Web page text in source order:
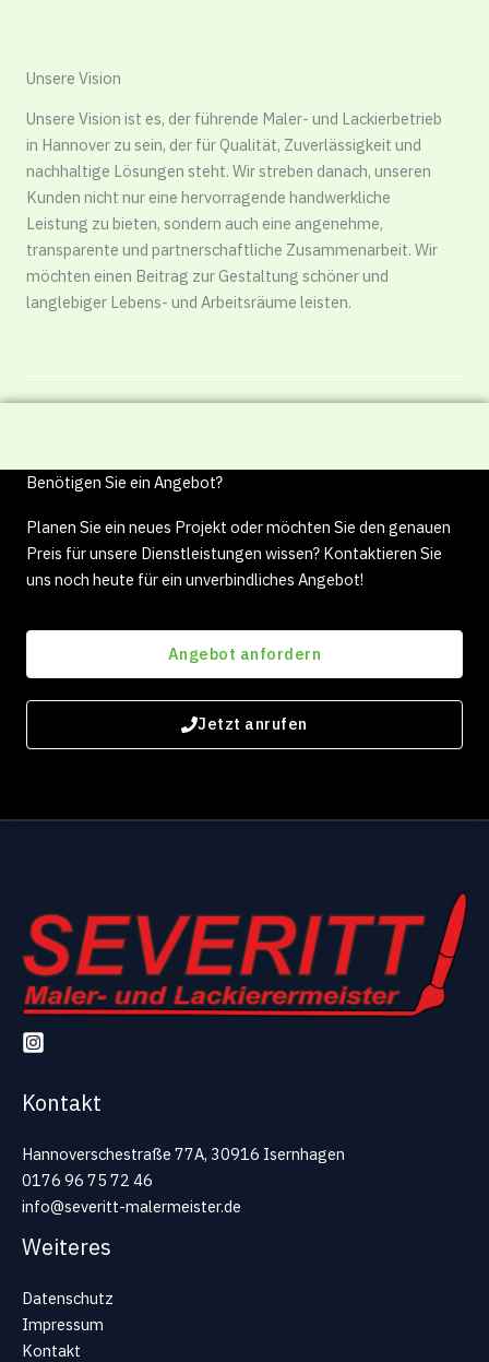
Unsere Vision
Unsere Vision ist es, der führende Maler- und Lackierbetrieb
in Hannover zu sein, der für Qualität, Zuverlässigkeit und
nachhaltige Lösungen steht. Wir streben danach, unseren
Kunden nicht nur eine hervorragende handwerkliche
Leistung zu bieten, sondern auch eine angenehme,
transparente und partnerschaftliche Zusammenarbeit. Wir
möchten einen Beitrag zur Gestaltung schöner und
langlebiger Lebens- und Arbeitsräume leisten.
Benötigen Sie ein Angebot?
Planen Sie ein neues Projekt oder möchten Sie den genauen
Preis für unsere Dienstleistungen wissen? Kontaktieren Sie
uns noch heute für ein unverbindliches Angebot!
Angebot anfordern
Jetzt anrufen
Kontakt
Hannoverschestraße 77A, 30916 Isernhagen
0176 96 75 72 46
info@severitt-malermeister.de
Weiteres
Datenschutz
Impressum
Kontakt